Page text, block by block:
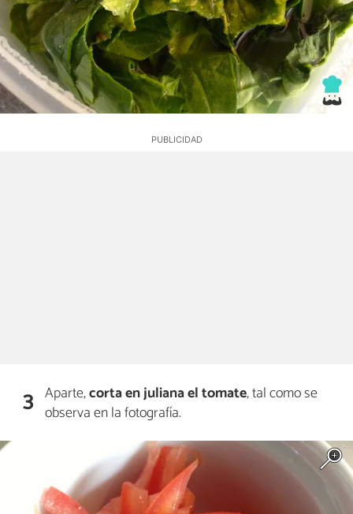
3 Aparte,corta en juliana el tomate, tal como se
observa en la fotografía.